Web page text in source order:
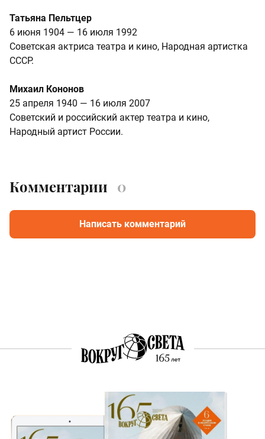
Татьяна Пельтцер
6 июня 1904 — 16 июля 1992
Советская актриса театра и кино, Народная артистка
СССР.
Михаил Кононов
25 апреля 1940 — 16 июля 2007
Советский и российский актер театра и кино,
Народный артист России.
Комментарии 0
Написать комментарий